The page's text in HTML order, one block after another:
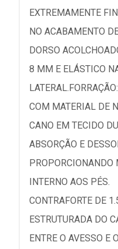
EXTREMAMENTE
NO ACABAMENTO
DORSO
8 MM E ELÁSTICO
COM MATERIAL DE
CANO EM TECIDO
ABSORÇÃO E
INTERNO AOS PÉS.
CONTRAFORTE DE
ESTRUTURADA DO
ENTRE O AVESSO E